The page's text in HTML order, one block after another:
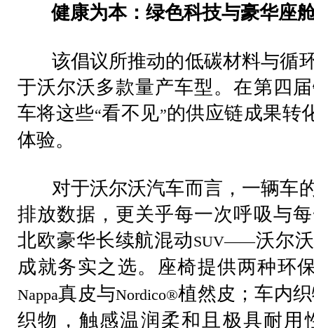
健康为本：绿色科技与豪华座
该倡议所推动的低碳材料与循
于沃尔沃多款量产车型。在第四
车将这些“看不见”的供应链成果转
体验。
对于沃尔沃汽车而言，一辆车
排放数据，更关乎每一次呼吸与
北欧豪华长续航混动SUV——沃尔沃
成就务实之选。座椅提供两种环
Nappa真皮与Nordico®植然皮；车内
织物，触感温润柔和且极具耐用